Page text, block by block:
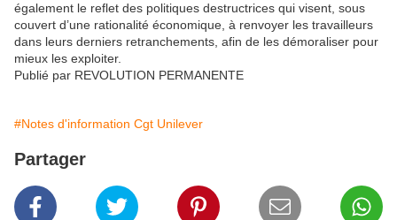
également le reflet des politiques destructrices qui visent, sous
couvert d’une rationalité économique, à renvoyer les travailleurs
dans leurs derniers retranchements, afin de les démoraliser pour
mieux les exploiter.
Publié par REVOLUTION PERMANENTE
#Notes d'information Cgt Unilever
Partager